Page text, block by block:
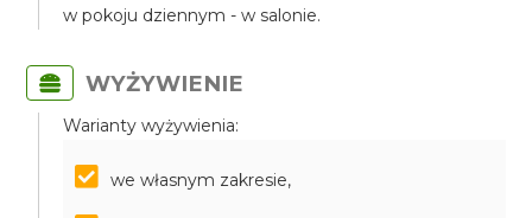
w pokoju dziennym - w salonie.
WYŻYWIENIE
Warianty wyżywienia:
we własnym zakresie,